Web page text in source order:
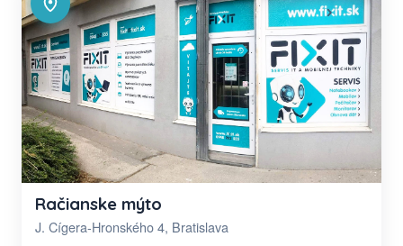
Račianske mýto
J. Cígera-Hronského 4, Bratislava